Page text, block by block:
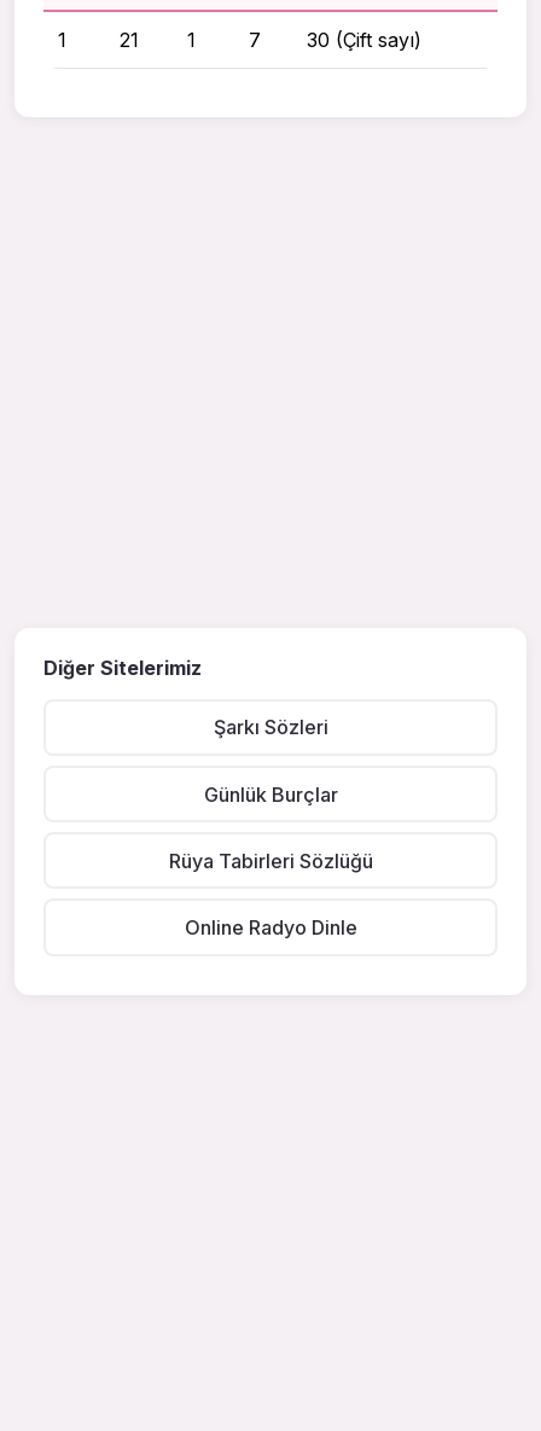
1 21 1 7 30 (Çift sayı)
Diğer Sitelerimiz
Şarkı Sözleri
Günlük Burçlar
Rüya Tabirleri Sözlüğü
Online Radyo Dinle